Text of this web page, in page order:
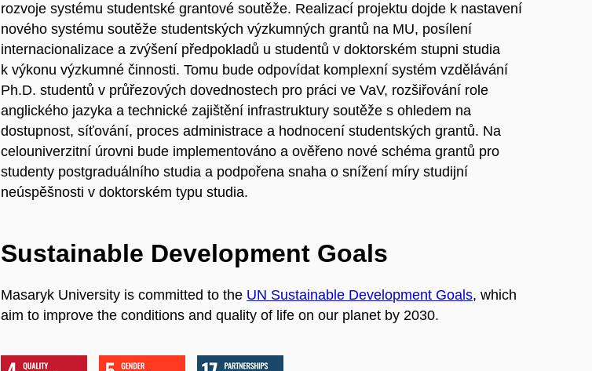
rozvoje systému studentské grantové soutěže. Realizací projektu dojde k nastavení
nového systému soutěže studentských výzkumných grantů na MU, posílení
internacionalizace a zvýšení předpokladů u studentů v doktorském stupni studia
k výkonu výzkumné činnosti. Tomu bude odpovídat komplexní systém vzdělávání
Ph.D. studentů v průřezových dovednostech pro práci ve VaV, rozšiřování role
anglického jazyka a technické zajištění infrastruktury soutěže s ohledem na
dostupnost, síťování, proces administrace a hodnocení studentských grantů. Na
celouniverzitní úrovni bude implementováno a ověřeno nové schéma grantů pro
studenty postgraduálního studia a podpořena snaha o snížení míry studijní
neúspěšnosti v doktorském typu studia.
Sustainable Development Goals
Masaryk University is committed to the UN Sustainable Development Goals, which
aim to improve the conditions and quality of life on our planet by 2030.